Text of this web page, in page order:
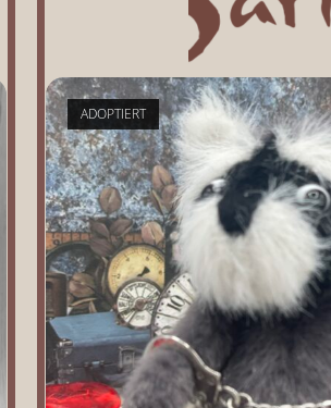
ADOPTIERT